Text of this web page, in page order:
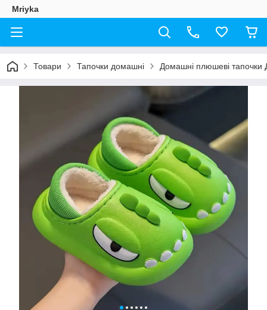
Mriyka
Товари Тапочки домашні Домашні плюшеві тапочки